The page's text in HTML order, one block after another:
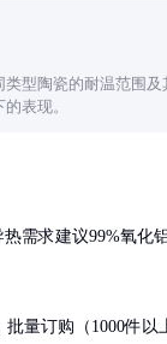
型陶瓷的耐温范围及
表现。
需求建议99%氧化
量订购（1000件以